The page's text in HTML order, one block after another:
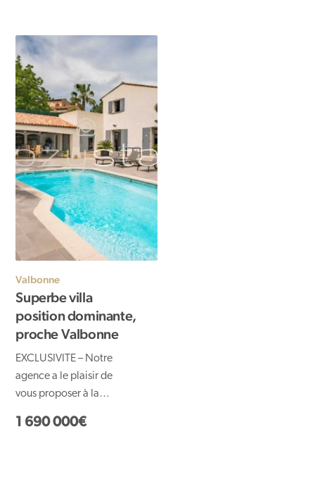
Valbonne
Superbe villa
position dominante,
proche Valbonne
EXCLUSIVITE – Notre
agence a le plaisir de
vous proposer à la
pièces, aussi
1 690 000€